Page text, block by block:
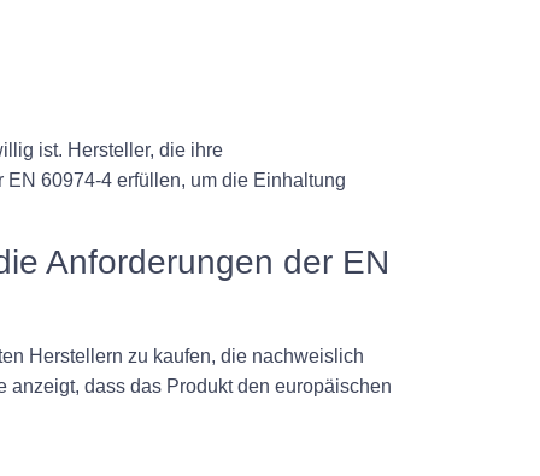
ist. Hersteller, die ihre
60974-4 erfüllen, um die Einhaltung
Anforderungen der EN
Herstellern zu kaufen, die nachweislich
dass das Produkt den europäischen